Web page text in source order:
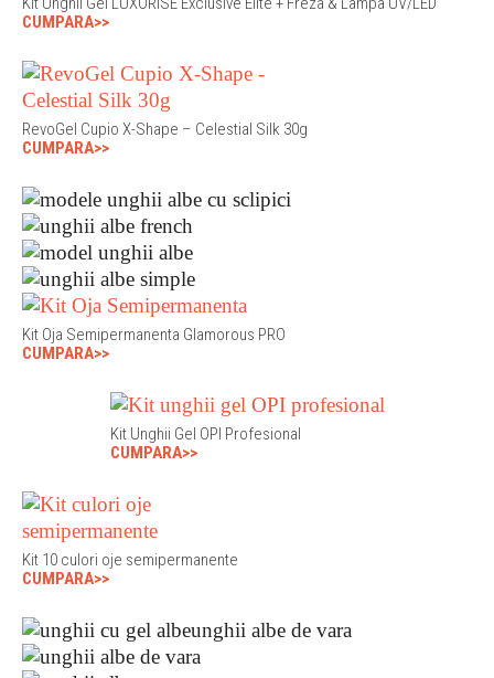
CUMPARA>>
RevoGel Cupio X-Shape – Celestial Silk 30g
CUMPARA>>
Kit Oja Semipermanenta Glamorous PRO
CUMPARA>>
Kit Unghii Gel OPI Profesional
CUMPARA>>
Kit 10 culori oje semipermanente
CUMPARA>>